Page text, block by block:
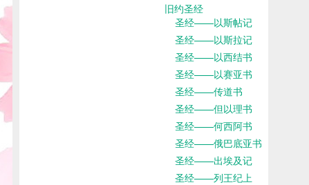
旧约圣经
圣经——以斯帖记
圣经——以斯拉记
圣经——以西结书
圣经——以赛亚书
圣经——传道书
圣经——但以理书
圣经——何西阿书
圣经——俄巴底亚书
圣经——出埃及记
圣经——列王纪上